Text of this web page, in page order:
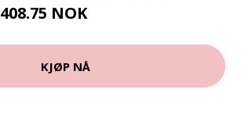
408.75 NOK
KJØP NÅ